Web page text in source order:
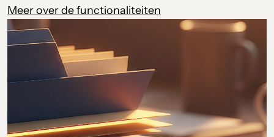
Meer over de functionaliteiten